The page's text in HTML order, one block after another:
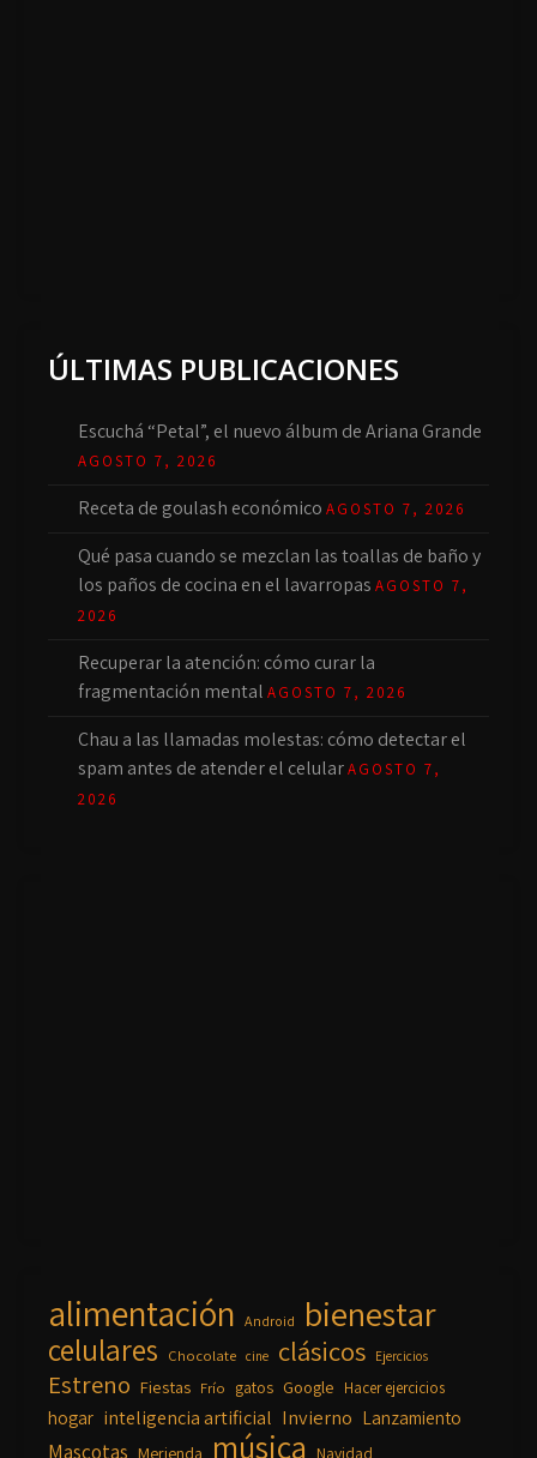
ÚLTIMAS PUBLICACIONES
Escuchá “Petal”, el nuevo álbum de Ariana Grande
AGOSTO 7, 2026
Receta de goulash económico AGOSTO 7, 2026
Qué pasa cuando se mezclan las toallas de baño y
los paños de cocina en el lavarropas AGOSTO 7,
2026
Recuperar la atención: cómo curar la
fragmentación mental AGOSTO 7, 2026
Chau a las llamadas molestas: cómo detectar el
spam antes de atender el celularAGOSTO 7,
2026
alimentación Android bienestar
celulares Chocolate cine clásicos Ejercicios
Estreno Fiestas Frío gatos Google Hacer ejercicios
hogar inteligencia artificial Invierno Lanzamiento
Mascotas Merienda música Navidad